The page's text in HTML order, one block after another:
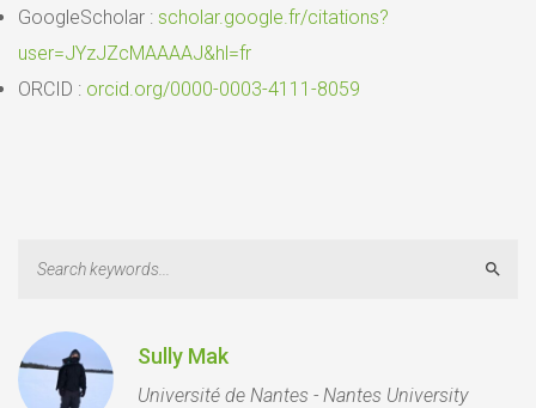
GoogleScholar : scholar.google.fr/citations?
user=JYzJZcMAAAAJ&hl=fr
ORCID : orcid.org/0000-0003-4111-8059
Sully Mak
Université de Nantes - Nantes University